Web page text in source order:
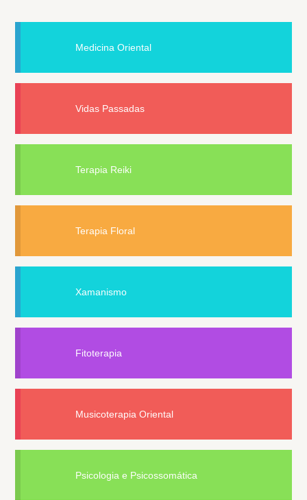
Medicina Oriental
Vidas Passadas
Terapia Reiki
Terapia Floral
Xamanismo
Fitoterapia
Musicoterapia Oriental
Psicologia e Psicossomática